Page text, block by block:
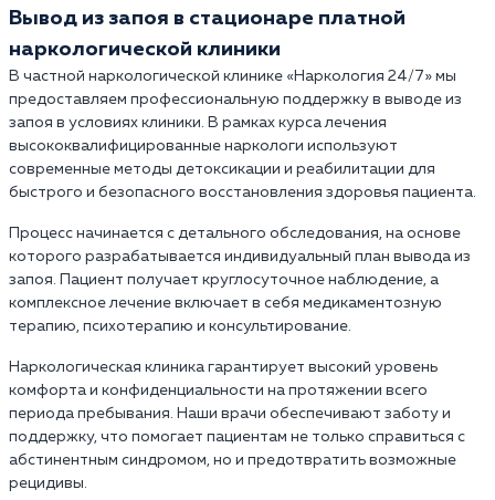
Вывод из запоя в стационаре платной
наркологической клиники
В частной наркологической клинике «Наркология 24/7» мы
предоставляем профессиональную поддержку в выводе из
запоя в условиях клиники. В рамках курса лечения
высококвалифицированные наркологи используют
современные методы детоксикации и реабилитации для
быстрого и безопасного восстановления здоровья пациента.
Процесс начинается с детального обследования, на основе
которого разрабатывается индивидуальный план вывода из
запоя. Пациент получает круглосуточное наблюдение, а
комплексное лечение включает в себя медикаментозную
терапию, психотерапию и консультирование.
Наркологическая клиника гарантирует высокий уровень
комфорта и конфиденциальности на протяжении всего
периода пребывания. Наши врачи обеспечивают заботу и
поддержку, что помогает пациентам не только справиться с
абстинентным синдромом, но и предотвратить возможные
рецидивы.